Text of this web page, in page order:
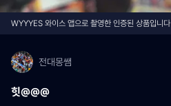
WYYYES 와이스 앱으로 촬영한 인증된 상품입니다
전대몽쌤
힛@@@